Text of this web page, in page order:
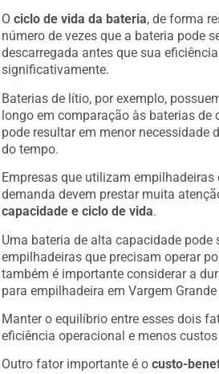
Ociclo de vida da bateria, de forma
número de vezes que a bateria pode
descarregada antes que sua
significativamente.
Baterias de lítio, por exemplo,
longo em comparação às baterias de
pode resultar em menor necessidade
do tempo.
Empresas que utilizam
demanda devem prestar muita
capacidade e ciclo de vida.
Uma bateria de alta capacidade pode
empilhadeiras que precisam operar
também é importante considerar a
para empilhadeira em Vargem
Manter o equilíbrio entre esses dois
eficiência operacional e menos
Outro fator importante é ocusto-